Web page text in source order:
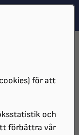
för att
och
förbättra vår
i